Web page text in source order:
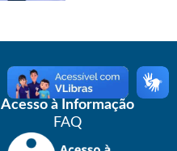
Acesso à Informação
FAQ